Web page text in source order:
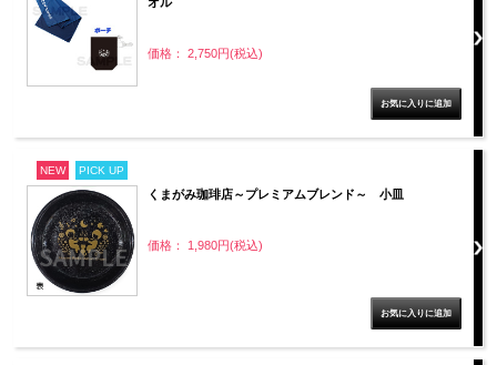
価格： 2,750円(税込)
NEW PICK UP
くまがみ珈琲店～プレミアムブレンド～ 小皿
価格： 1,980円(税込)